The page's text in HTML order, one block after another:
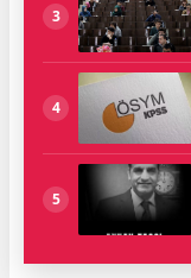
3
4
5